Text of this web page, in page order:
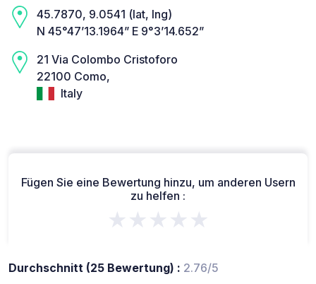
45.7870, 9.0541 (lat, lng)
N 45°47’13.1964” E 9°3’14.652”
21 Via Colombo Cristoforo
22100 Como,
Italy
Fügen Sie eine Bewertung hinzu, um anderen Usern
zu helfen :
★★★★★
Durchschnitt (25 Bewertung) : 2.76/5